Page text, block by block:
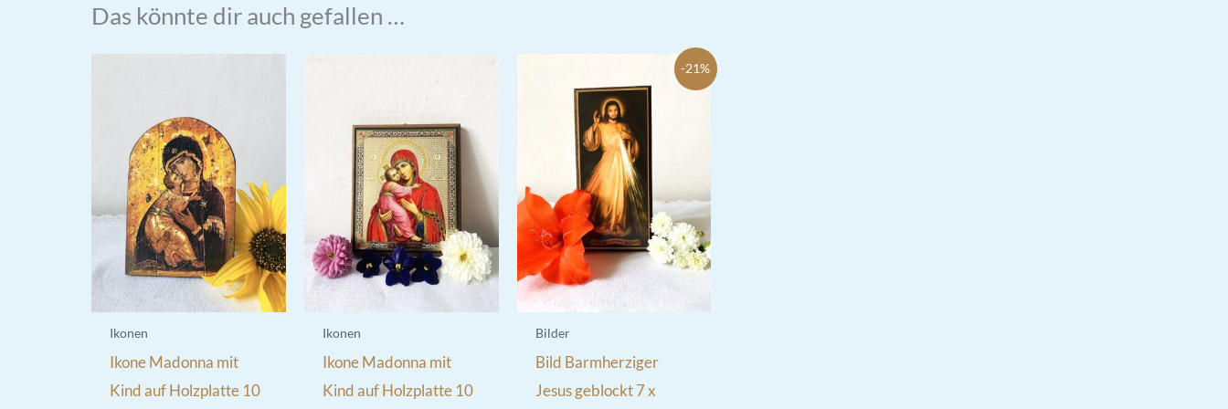
Das könnte dir auch gefallen …
Ikonen
Ikone Madonna mit
Kind auf Holzplatte 10
Ikonen
Ikone Madonna mit
Kind auf Holzplatte 10
-21%
Bilder
Bild Barmherziger
Jesus geblockt 7 x